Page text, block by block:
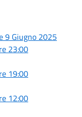
9 Giugno 2025
23:00
19:00
12:00